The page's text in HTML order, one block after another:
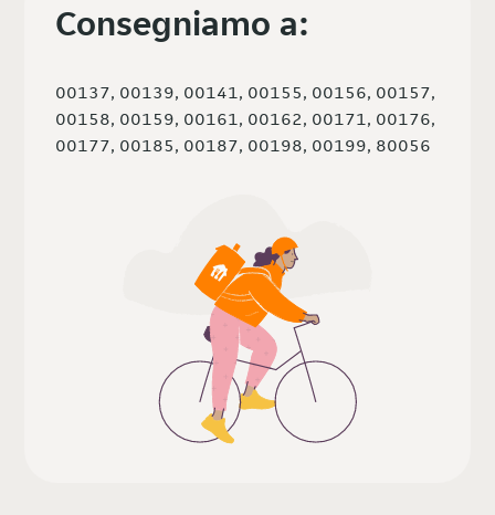
Consegniamo a:
00137, 00139, 00141, 00155, 00156, 00157,
00158, 00159, 00161, 00162, 00171, 00176,
00177, 00185, 00187, 00198, 00199, 80056